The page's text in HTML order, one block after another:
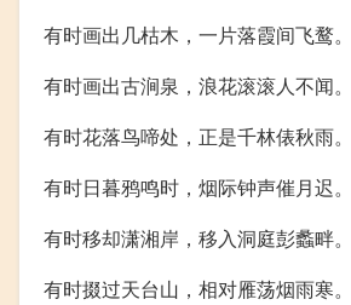
有时画出几枯木，一片落霞间飞鹜。
有时画出古涧泉，浪花滚滚人不闻。
有时花落鸟啼处，正是千林俵秋雨。
有时日暮鸦鸣时，烟际钟声催月迟。
有时移却潇湘岸，移入洞庭彭蠡畔。
有时掇过天台山，相对雁荡烟雨寒。